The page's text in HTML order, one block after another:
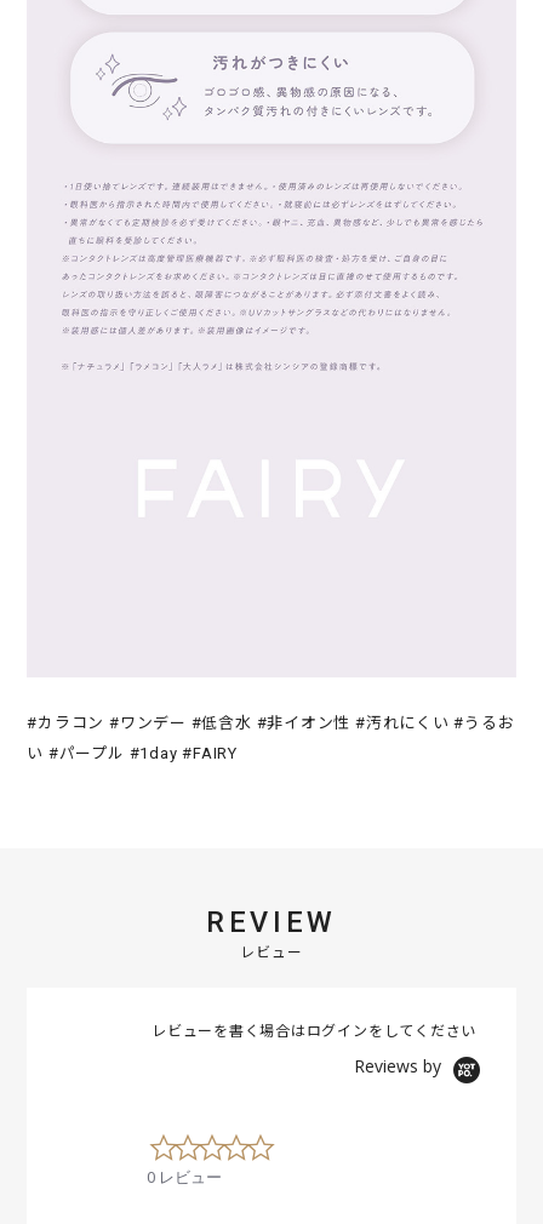
#カラコン #ワンデー #低含水 #非イオン性 #汚れにくい #うるお
い #パープル #1day #FAIRY
REVIEW
レビュー
レビューを書く場合はログイン をしてください
Reviews by
0
.
0 レビュー